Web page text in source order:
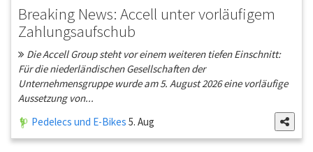
Breaking News: Accell unter vorläufigem
Zahlungsaufschub
Die Accell Group steht vor einem weiteren tiefen Einschnitt:
Für die niederländischen Gesellschaften der
Unternehmensgruppe wurde am 5. August 2026 eine vorläufige
Aussetzung von...
Pedelecs und E-Bikes 5. Aug